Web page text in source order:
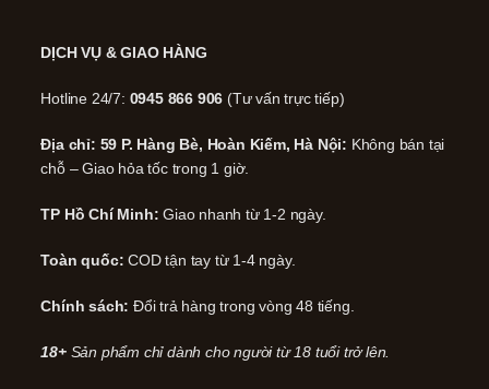
DỊCH VỤ & GIAO HÀNG
Hotline 24/7: 0945 866 906 (Tư vấn trực tiếp)
Địa chỉ: 59 P. Hàng Bè, Hoàn Kiếm, Hà Nội: Không bán tại
chỗ – Giao hỏa tốc trong 1 giờ.
TP Hồ Chí Minh: Giao nhanh từ 1-2 ngày.
Toàn quốc: COD tận tay từ 1-4 ngày.
Chính sách: Đổi trả hàng trong vòng 48 tiếng.
18+ Sản phẩm chỉ dành cho người từ 18 tuổi trở lên.